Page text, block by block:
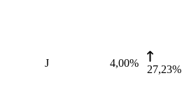
J 4,00%
27,23%